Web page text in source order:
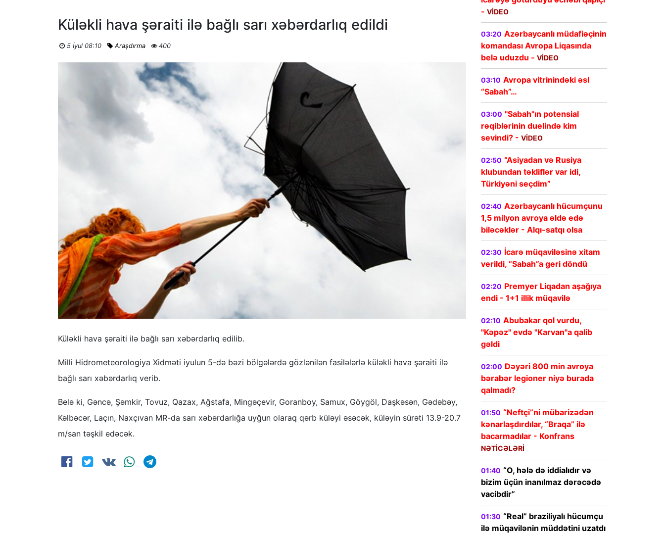
Küləkli hava şəraiti ilə bağlı sarı xəbərdarlıq edildi
5 İyul 08:10 Araşdırma 400
Küləkli hava şəraiti ilə bağlı sarı xəbərdarlıq edilib.
Milli Hidrometeorologiya Xidməti iyulun 5-də bəzi bölgələrdə gözlənilən fasilələrlə küləkli hava şəraiti ilə
bağlı sarı xəbərdarlıq verib.
Belə ki, Gəncə, Şəmkir, Tovuz, Qazax, Ağstafa, Mingəçevir, Goranboy, Samux, Göygöl, Daşkəsən, Gədəbəy,
Kəlbəcər, Laçın, Naxçıvan MR-da sarı xəbərdarlığa uyğun olaraq qərb küləyi əsəcək, küləyin sürəti 13.9-20.7
m/san təşkil edəcək.
- VİDEO
03:20 Azərbaycanlı müdafiəçinin
komandası Avropa Liqasında
belə uduzdu - VİDEO
03:10 Avropa vitrinindəki əsl
“Sabah”…
03:00 "Sabah"ın potensial
rəqiblərinin duelində kim
sevindi? - VİDEO
02:50 “Asiyadan və Rusiya
klubundan təkliflər var idi,
Türkiyəni seçdim”
02:40 Azərbaycanlı hücumçunu
1,5 milyon avroya əldə edə
biləcəklər - Alqı-satqı olsa
02:30 İcarə müqaviləsinə xitam
verildi, “Sabah”a geri döndü
02:20 Premyer Liqadan aşağıya
endi - 1+1 illik müqavilə
02:10 Abubakar qol vurdu,
"Kəpəz" evdə "Karvan"a qalib
gəldi
02:00 Dəyəri 800 min avroya
bərabər legioner niyə burada
qalmadı?
01:50 “Neftçi”ni mübarizədən
kənarlaşdırdılar, “Braqa” ilə
bacarmadılar - Konfrans
NƏTİCƏLƏRİ
01:40 “O, hələ də iddialıdır və
bizim üçün inanılmaz dərəcədə
vacibdir”
01:30 “Real” braziliyalı hücumçu
ilə müqavilənin müddətini uzatdı